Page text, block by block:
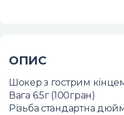
ОПИС
Шокер з гострим
Вага 6.5г (100гран)
Різьба стандартна